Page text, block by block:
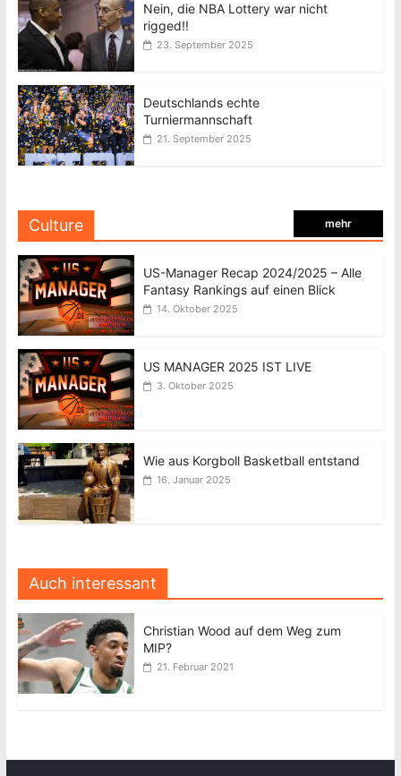
Nein, die NBA Lottery war nicht
rigged!!
23. September 2025
Deutschlands echte
Turniermannschaft
21. September 2025
Culture mehr
US-Manager Recap 2024/2025 – Alle
Fantasy Rankings auf einen Blick
14. Oktober 2025
US MANAGER 2025 IST LIVE
3. Oktober 2025
Wie aus Korgboll Basketball entstand
16. Januar 2025
Auch interessant
Christian Wood auf dem Weg zum
MIP?
21. Februar 2021